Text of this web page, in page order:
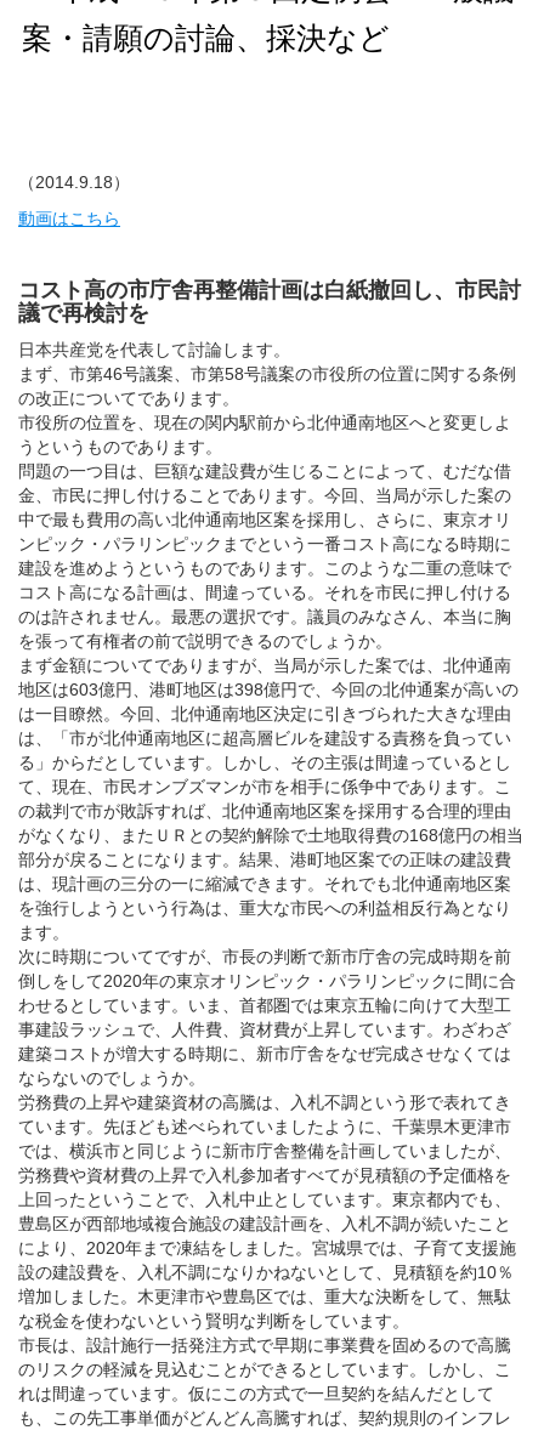
案・請願の討論、採決など
（2014.9.18）
動画はこちら
コスト高の市庁舎再整備計画は白紙撤回し、市民討
議で再検討を
日本共産党を代表して討論します。
まず、市第46号議案、市第58号議案の市役所の位置に関する条例
の改正についてであります。
市役所の位置を、現在の関内駅前から北仲通南地区へと変更しよ
うというものであります。
問題の一つ目は、巨額な建設費が生じることによって、むだな借
金、市民に押し付けることであります。今回、当局が示した案の
中で最も費用の高い北仲通南地区案を採用し、さらに、東京オリ
ンピック・パラリンピックまでという一番コスト高になる時期に
建設を進めようというものであります。このような二重の意味で
コスト高になる計画は、間違っている。それを市民に押し付ける
のは許されません。最悪の選択です。議員のみなさん、本当に胸
を張って有権者の前で説明できるのでしょうか。
まず金額についてでありますが、当局が示した案では、北仲通南
地区は603億円、港町地区は398億円で、今回の北仲通案が高いの
は一目瞭然。今回、北仲通南地区決定に引きづられた大きな理由
は、「市が北仲通南地区に超高層ビルを建設する責務を負ってい
る」からだとしています。しかし、その主張は間違っているとし
て、現在、市民オンブズマンが市を相手に係争中であります。こ
の裁判で市が敗訴すれば、北仲通南地区案を採用する合理的理由
がなくなり、またＵＲとの契約解除で土地取得費の168億円の相当
部分が戻ることになります。結果、港町地区案での正味の建設費
は、現計画の三分の一に縮減できます。それでも北仲通南地区案
を強行しようという行為は、重大な市民への利益相反行為となり
ます。
次に時期についてですが、市長の判断で新市庁舎の完成時期を前
倒しをして2020年の東京オリンピック・パラリンピックに間に合
わせるとしています。いま、首都圏では東京五輪に向けて大型工
事建設ラッシュで、人件費、資材費が上昇しています。わざわざ
建築コストが増大する時期に、新市庁舎をなぜ完成させなくては
ならないのでしょうか。
労務費の上昇や建築資材の高騰は、入札不調という形で表れてき
ています。先ほども述べられていましたように、千葉県木更津市
では、横浜市と同じように新市庁舎整備を計画していましたが、
労務費や資材費の上昇で入札参加者すべてが見積額の予定価格を
上回ったということで、入札中止としています。東京都内でも、
豊島区が西部地域複合施設の建設計画を、入札不調が続いたこと
により、2020年まで凍結をしました。宮城県では、子育て支援施
設の建設費を、入札不調になりかねないとして、見積額を約10％
増加しました。木更津市や豊島区では、重大な決断をして、無駄
な税金を使わないという賢明な判断をしています。
市長は、設計施行一括発注方式で早期に事業費を固めるので高騰
のリスクの軽減を見込むことができるとしています。しかし、こ
れは間違っています。仮にこの方式で一旦契約を結んだとして
も、この先工事単価がどんどん高騰すれば、契約規則のインフレ